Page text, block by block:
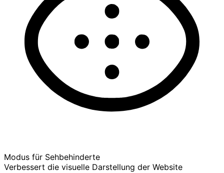
Modus für Sehbehinderte
Verbessert die visuelle Darstellung der Website